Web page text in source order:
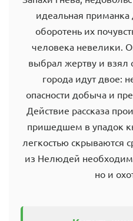
идеальная
оборотень их
человека невелики.
выбрал жертву и взял
города идут двое:
опасности добыча и
Действие рассказа
пришедшем в упадок
легкостью скрываются
из Нелюдей
но и